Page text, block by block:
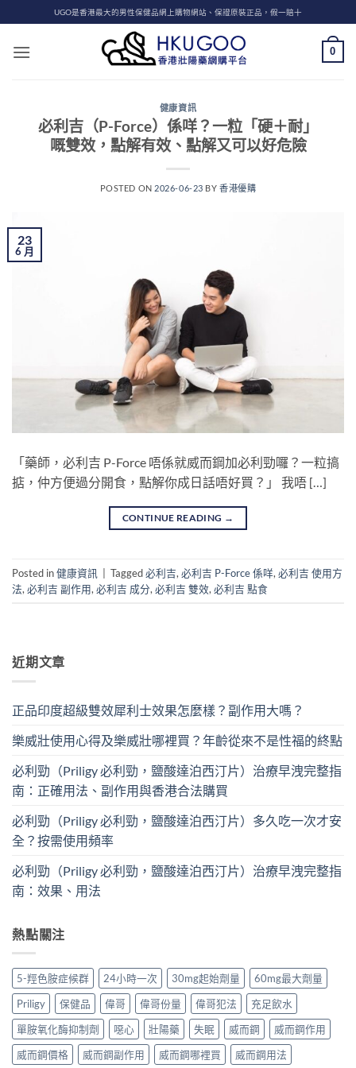
to
content
UGO是香港最大的男性保健品網上購物網站、保證原裝正品，假一賠十
0
健康資訊
必利吉（P-Force）係咩？一粒「硬＋耐」
嘅雙效，點解有效、點解又可以好危險
POSTED ON 2026-06-23 BY香港優購
23
6 月
「藥師，必利吉 P-Force 唔係就威而鋼加必利勁囉？一粒搞
掂，仲方便過分開食，點解你成日話唔好買？」 我唔 […]
CONTINUE READING →
Posted in健康資訊 Tagged必利吉, 必利吉 P-Force 係咩, 必利吉 使用方
法, 必利吉 副作用, 必利吉 成分, 必利吉 雙效, 必利吉 點食
近期文章
正品印度超級雙效犀利士效果怎麼樣？副作用大嗎？
樂威壯使用心得及樂威壯哪裡買？年齡從來不是性福的終點
必利勁（Priligy 必利勁，鹽酸達泊西汀片）治療早洩完整指
南：正確用法、副作用與香港合法購買
必利勁（Priligy 必利勁，鹽酸達泊西汀片）多久吃一次才安
全？按需使用頻率
必利勁（Priligy 必利勁，鹽酸達泊西汀片）治療早洩完整指
南：效果、用法
熱點關注
5-羥色胺症候群 24小時一次 30mg起始劑量
60mg最大劑量
Priligy
保健品 偉哥 偉哥份量 偉哥犯法
充足飲水
單胺氧化酶抑制劑
噁心 壯陽藥 失眠 威而鋼
威而鋼作用
威而鋼價格
威而鋼副作用 威而鋼哪裡買 威而鋼用法